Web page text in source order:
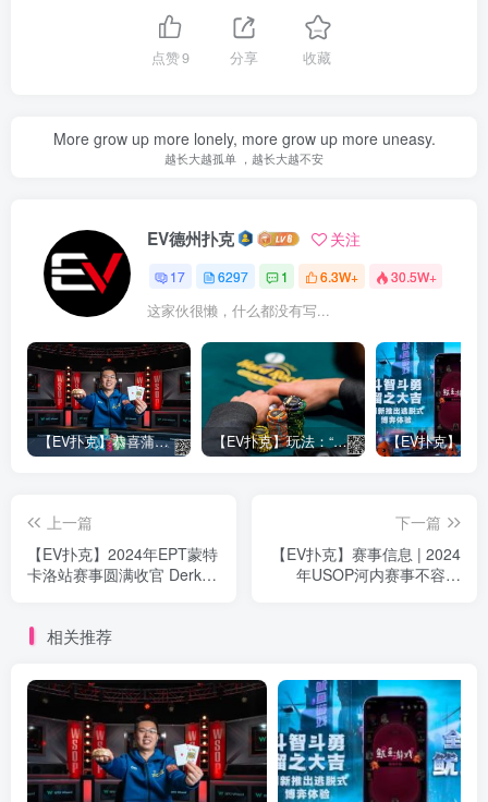
点赞9 分享 收藏
More grow up more lonely, more grow up more uneasy.
越长大越孤单 ，越长大越不安
EV德州扑克 关注
17 6297 1 6.3W+ 30.5W+
这家伙很懒，什么都没有写...
【EV扑克】恭喜蒲蔚然赛事#65夺冠，收获国人2023WSOP第六条金手链，奖金93万刀！ 【EV扑克】玩法：“松弱鱼/松凶鱼打法”的基本攻略
上一篇
【EV扑克】2024年EPT蒙特
卡洛站赛事圆满收官 Derk
下一篇
【EV扑克】赛事信息 | 2024
年USOP河内赛事不容错
相关推荐